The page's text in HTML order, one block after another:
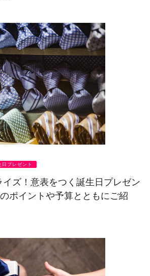
日プレゼント
ズ！意表をつく誕生日プレゼン
ポイントや予算とともにご紹